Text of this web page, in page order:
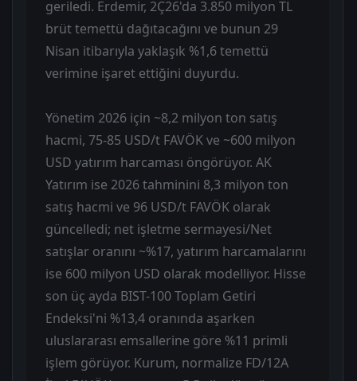
geriledi. Erdemir, 2Ç26'da 3.850 milyon TL
brüt temettü dağıtacağını ve bunun 29
Nisan itibarıyla yaklaşık %1,6 temettü
verimine işaret ettiğini duyurdu.
Yönetim 2026 için ~8,2 milyon ton satış
hacmi, 75-85 USD/t FAVÖK ve ~600 milyon
USD yatırım harcaması öngörüyor. AK
Yatırım ise 2026 tahminini 8,3 milyon ton
satış hacmi ve 96 USD/t FAVÖK olarak
güncelledi; net işletme sermayesi/Net
satışlar oranını ~%17, yatırım harcamalarını
ise 600 milyon USD olarak modelliyor. Hisse
son üç ayda BIST-100 Toplam Getiri
Endeksi'ni %13,4 oranında aşarken
uluslararası emsallerine göre %11 primli
işlem görüyor. Kurum, normalize FD/12A